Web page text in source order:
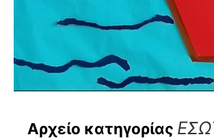
Αρχείο κατηγορίας